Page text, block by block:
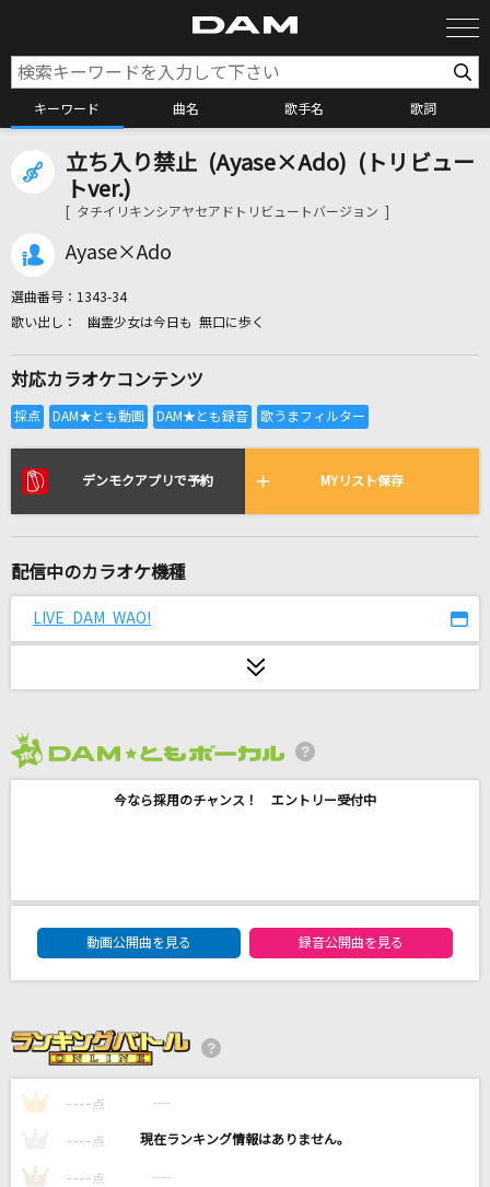
キーワード 曲名 歌手名 歌詞
カラオケ検索
カラオケリクエスト
リアルタイムで歌われている曲の一覧
Your Best Friend
[生音]星空のディスタンス(原曲キー)
アルフィー(THE ALFEE)
This is LAST
[生音]桜木町
ILLUSION
INVOICE
Ex-Otogibanashi
立ち入り禁止 (Ayase×Ado) (トリビュー
トver.)
[ タチイリキンシアヤセアドトリビュートバージョン ]
Ayase×Ado
選曲番号： 1343-34
幽霊少女は今日も 無口に歩く
対応カラオケコンテンツ
デンモクアプリで予約 MYリスト保存
配信中のカラオケ機種
LIVE DAM WAO!
今なら採用のチャンス！ エントリー受付中
DAM★ともボーカルエントリーランキング
動画公開曲を見る
録音公開曲を見る
1 ---- 点 ----
---- 点 ----
3 ---- 点 ----